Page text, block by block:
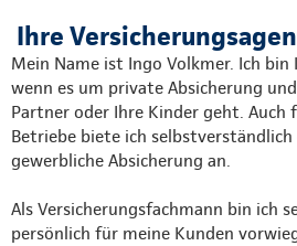
Unser Service
Büro Ingolstadt
Kontakt
Mehr
Ihre
Mein Name ist Ingo Volkmer. Ich bin
wenn es um private Absicherung
Partner oder Ihre Kinder geht.
Betriebe biete ich selbstverständlich
gewerbliche Absicherung an.
Als Versicherungsfachmann bin ich
persönlich für meine Kunden